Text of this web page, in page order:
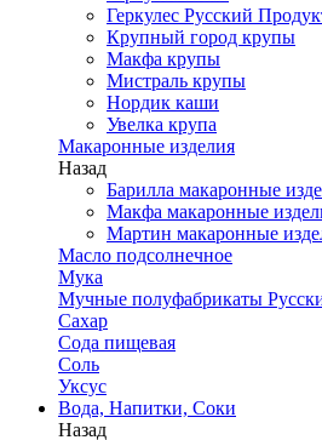
Геркулес Русский
Крупный город крупы
Макфа крупы
Мистраль крупы
Нордик каши
Увелка крупа
Макаронные изделия
Назад
Барилла макаронные
Макфа макаронные
Мартин макаронные
Масло подсолнечное
Мука
Мучные полуфабрикаты
Сахар
Сода пищевая
Соль
Уксус
Вода, Напитки, Соки
Назад